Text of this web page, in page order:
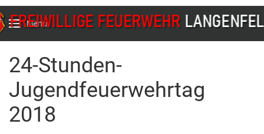
Menu
24-Stunden-
Jugendfeuerwehrtag
2018